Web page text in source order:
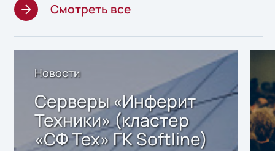
Смотреть все
Новости
Серверы «Инферит
Техники» (кластер
«СФ Тех» ГК Softline)